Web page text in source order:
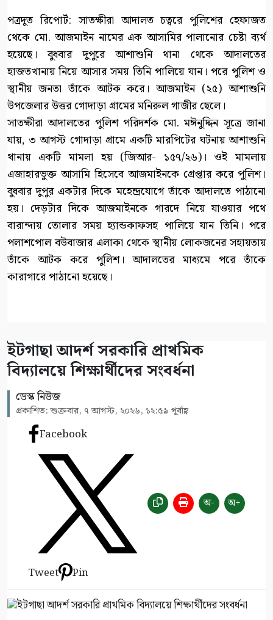
পত্রদূত রিপোর্ট: সাতক্ষীরা আদালত চত্বরে পুলিশের হেফাজত
থেকে মো. আজমাইন নামের এক আসামির পালানোর চেষ্টা ব্যর্থ
হয়েছে। বুধবার দুপুরে আশাশুনি থানা থেকে আদালতের
হাজতখানায় নিয়ে আসার সময় তিনি পালিয়ে যান। পরে পুলিশ ও
স্থানীয় জনতা তাঁকে আটক করে। আজমাইন (২৫) আশাশুনি
উপজেলার উত্তর গোদাড়া গ্রামের মনিরুল গাজীর ছেলে।
সাতক্ষীরা আদালতের পুলিশ পরিদর্শক মো. মঈনুদ্দিন সূত্রে জানা
যায়, ৩ আগস্ট গোদাড়া গ্রামে একটি মারপিটের ঘটনায় আশাশুনি
থানায় একটি মামলা হয় (জিআর- ১৫৭/২৬)। ওই মামলায়
এজাহারভুক্ত আসামি হিসেবে আজমাইনকে গ্রেপ্তার করে পুলিশ।
বুধবার দুপুর একটার দিকে মহেন্দ্রযোগে তাঁকে আদালতে পাঠানো
হয়। দেড়টার দিকে আজমাইনকে গারদে নিয়ে যাওয়ার পথে
বারান্দায় তোলার সময় হ্যান্ডকাফসহ পালিয়ে যান তিনি। পরে
পলাশপোল বউবাজার এলাকা থেকে স্থানীয় লোকজনের সহায়তায়
তাঁকে আটক করে পুলিশ। আদালতের মাধ্যমে পরে তাঁকে
কারাগারে পাঠানো হয়েছে।
ইটগাছা আদর্শ সরকারি প্রাথমিক
বিদ্যালয়ে শিক্ষার্থীদের সংবর্ধনা
ডেস্ক নিউজ
প্রকাশিত: শুক্রবার, ৭ আগস্ট, ২০২৬, ১২:৫৯ পূর্বাহ্ণ
Facebook
Tweet Pin
অ- অ+